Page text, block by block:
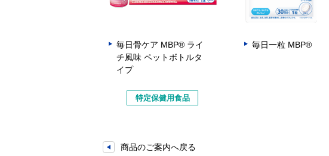
毎日骨ケア MBP® ライ
チ風味 ペットボトルタ
イプ
特定保健用食品
毎日一粒 MBP®
商品のご案内へ戻る